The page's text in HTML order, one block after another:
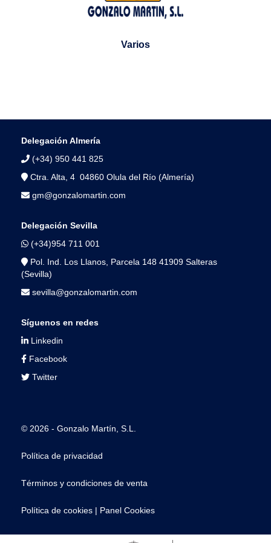
Varios
Delegación Almería
(+34) 950 441 825
Ctra. Alta, 4 04860 Olula del Río (Almería)
gm@gonzalomartin.com
Delegación Sevilla
(+34)954 711 001
Pol. Ind. Los Llanos, Parcela 148 41909 Salteras
(Sevilla)
sevilla@gonzalomartin.com
Síguenos en redes
Linkedin
Facebook
Twitter
© 2026 - Gonzalo Martín, S.L.
Política de privacidad
Términos y condiciones de venta
Política de cookies | Panel Cookies